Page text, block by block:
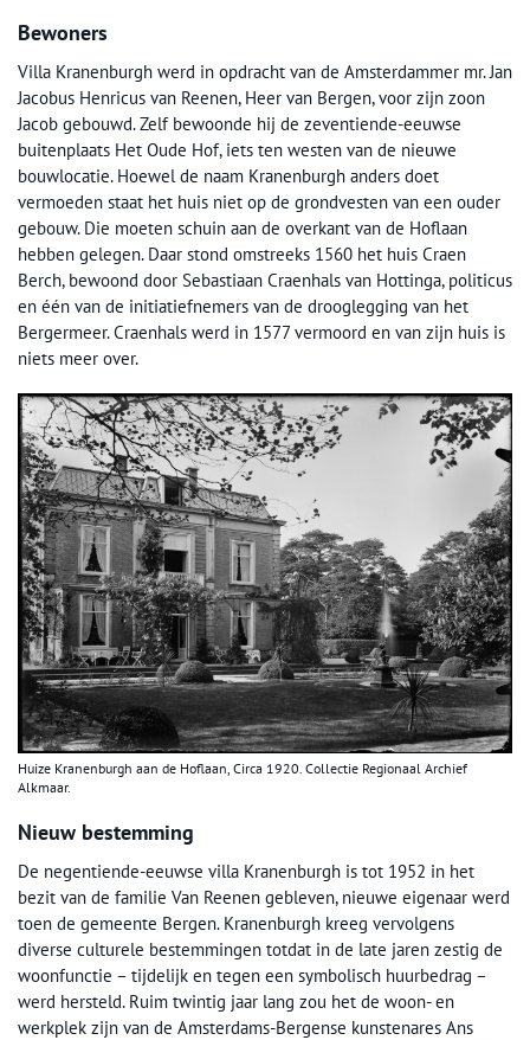
Bewoners
Villa Kranenburgh werd in opdracht van de Amsterdammer mr. Jan
Jacobus Henricus van Reenen, Heer van Bergen, voor zijn zoon
Jacob gebouwd. Zelf bewoonde hij de zeventiende-eeuwse
buitenplaats Het Oude Hof, iets ten westen van de nieuwe
bouwlocatie. Hoewel de naam Kranenburgh anders doet
vermoeden staat het huis niet op de grondvesten van een ouder
gebouw. Die moeten schuin aan de overkant van de Hoflaan
hebben gelegen. Daar stond omstreeks 1560 het huis Craen
Berch, bewoond door Sebastiaan Craenhals van Hottinga, politicus
en één van de initiatiefnemers van de drooglegging van het
Bergermeer. Craenhals werd in 1577 vermoord en van zijn huis is
niets meer over.
Huize Kranenburgh aan de Hoflaan, Circa 1920. Collectie Regionaal Archief
Alkmaar.
Nieuw bestemming
De negentiende-eeuwse villa Kranenburgh is tot 1952 in het
bezit van de familie Van Reenen gebleven, nieuwe eigenaar werd
toen de gemeente Bergen. Kranenburgh kreeg vervolgens
diverse culturele bestemmingen totdat in de late jaren zestig de
woonfunctie – tijdelijk en tegen een symbolisch huurbedrag –
werd hersteld. Ruim twintig jaar lang zou het de woon- en
werkplek zijn van de Amsterdams-Bergense kunstenares Ans